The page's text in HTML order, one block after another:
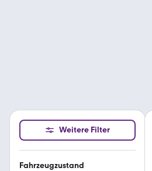
Weitere Filter
Fahrzeugzustand